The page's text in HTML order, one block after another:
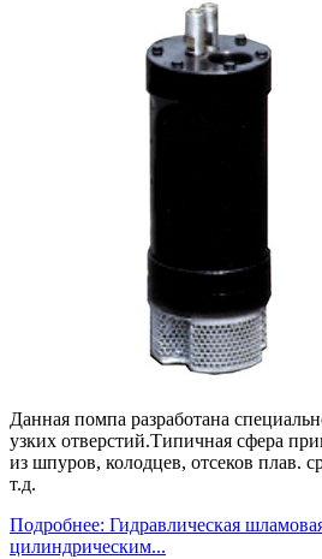
Данная помпа разработана
узких отверстий.Типичная сфера
из шпуров, колодцев, отсеков плав.
т.д.
Подробнее: Гидравлическая
цилиндрическим...